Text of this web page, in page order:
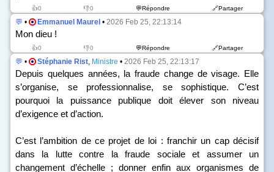
👍0 👎0 💬Répondre 🔗Partager
💬 • Emmanuel Maurel • 2026 Feb 25, 22:13:14
Mon dieu !
👍0 👎0 💬Répondre 🔗Partager
💬 • Stéphanie Rist, Ministre • 2026 Feb 25, 22:13:17
Depuis quelques années, la fraude change de visage. Elle
s’organise, se professionnalise, se sophistique. C’est
pourquoi la puissance publique doit élever son niveau
d’exigence et d’action.
C’est l’ambition de ce projet de loi : franchir un cap décisif
dans la lutte contre la fraude sociale et assumer un
changement d’échelle ; donner enfin aux organismes de